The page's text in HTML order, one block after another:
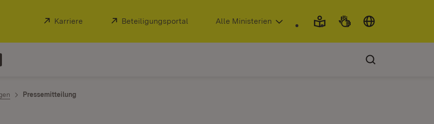
Extern:
Karriere (Öffnet in neuem Fenster)
Extern:
Beteiligungsportal (Öffnet in neuem Fenster)
Alle Ministerien
Pressemitteilung